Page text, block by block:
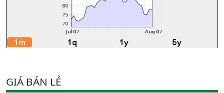
GIÁ BÁN LẺ